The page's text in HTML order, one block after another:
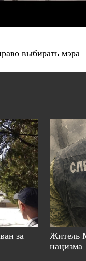
выбирать мэра
за
Житель
нацизма